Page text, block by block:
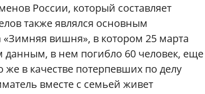
России, который составляет
также являлся основным
«Зимняя вишня», в котором 25 марта
в нем погибло 60 человек, еще
в качестве потерпевших по делу
вместе с семьей живет